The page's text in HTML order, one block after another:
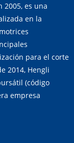
2005, es una
en la
para el corte
2014, Hengli
(código
empresa